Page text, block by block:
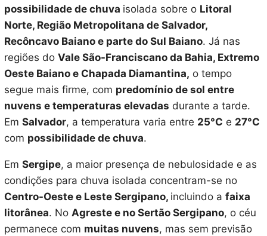
possibilidade de chuva isolada sobre o Litoral
Norte, Região Metropolitana de Salvador,
Recôncavo Baiano e parte do Sul Baiano. Já nas
regiões do Vale São-Franciscano da Bahia, Extremo
Oeste Baiano e Chapada Diamantina, o tempo
segue mais firme, com predomínio de sol entre
nuvens e temperaturas elevadas durante a tarde.
Em Salvador, a temperatura varia entre 25°C e 27°C
com possibilidade de chuva.
Em Sergipe, a maior presença de nebulosidade e as
condições para chuva isolada concentram-se no
Centro-Oeste e Leste Sergipano, incluindo a faixa
litorânea. No Agreste e no Sertão Sergipano, o céu
permanece com muitas nuvens, mas sem previsão